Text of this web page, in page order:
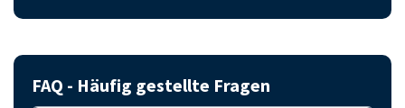
FAQ - Häufig gestellte Fragen